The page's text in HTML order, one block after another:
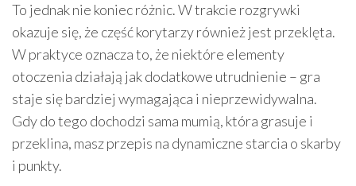
To jednak nie koniec różnic. W trakcie rozgrywki
okazuje się, że część korytarzy również jest przeklęta.
W praktyce oznacza to, że niektóre elementy
otoczenia działają jak dodatkowe utrudnienie – gra
staje się bardziej wymagająca i nieprzewidywalna.
Gdy do tego dochodzi sama mumią, która grasuje i
przeklina, masz przepis na dynamiczne starcia o skarby
i punkty.